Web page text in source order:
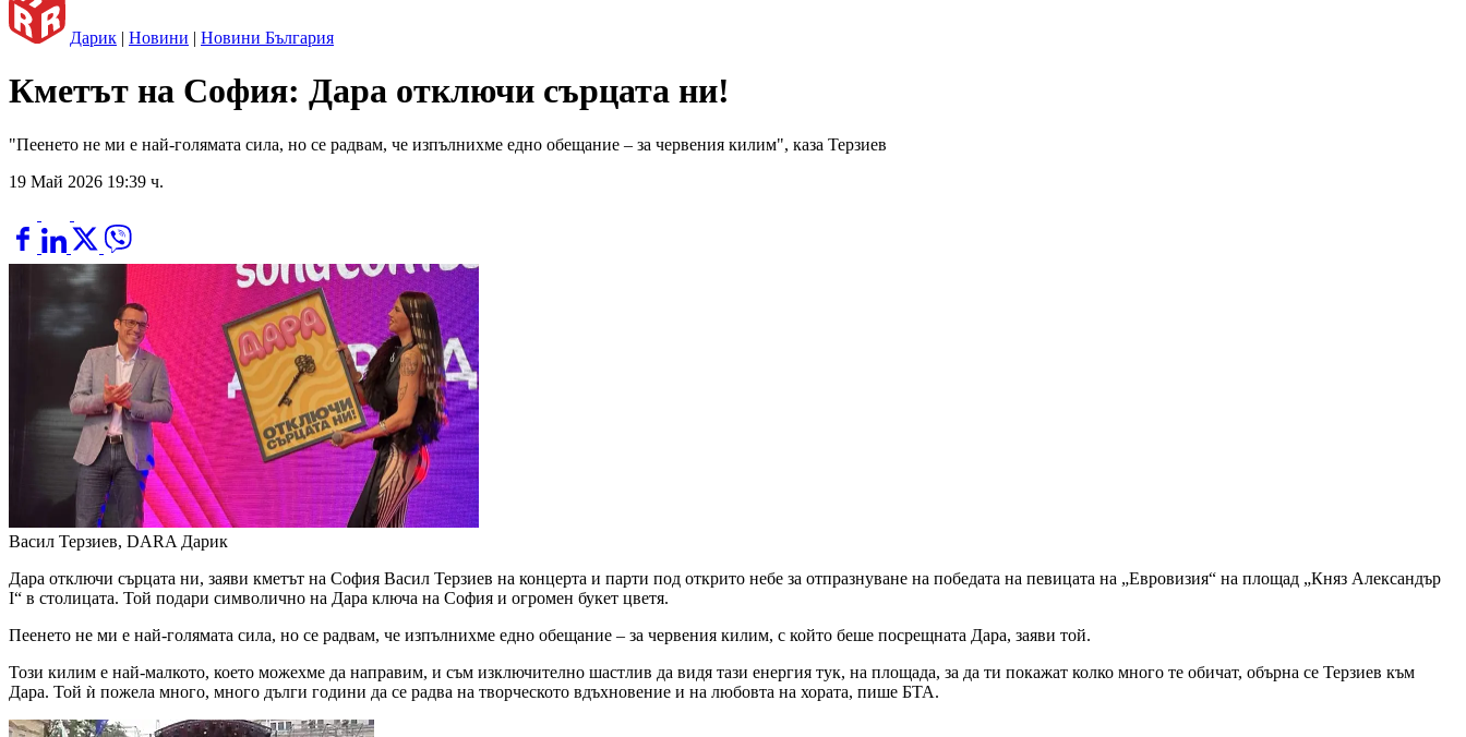
Дарик | Новини | Новини България
Кметът на София: Дара отключи сърцата ни!
"Пеенето не ми е най-голямата сила, но се радвам, че изпълнихме едно обещание – за червения килим", каза Терзиев
19 Май 2026 19:39 ч.
Васил Терзиев, DARA Дарик
Дара отключи сърцата ни, заяви кметът на София Васил Терзиев на концерта и парти под открито небе за отпразнуване на победата на певицата на „Евровизия“ на площад „Княз Александър
I“ в столицата. Той подари символично на Дара ключа на София и огромен букет цветя.
Пеенето не ми е най-голямата сила, но се радвам, че изпълнихме едно обещание – за червения килим, с който беше посрещната Дара, заяви той.
Този килим е най-малкото, което можехме да направим, и съм изключително шастлив да видя тази енергия тук, на площада, за да ти покажат колко много те обичат, обърна се Терзиев към
Дара. Той ѝ пожела много, много дълги години да се радва на творческото вдъхновение и на любовта на хората, пише БТА.